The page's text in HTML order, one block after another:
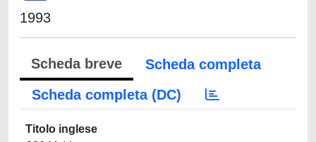
1993
Scheda breve
Scheda completa
Scheda completa (DC)
Titolo inglese